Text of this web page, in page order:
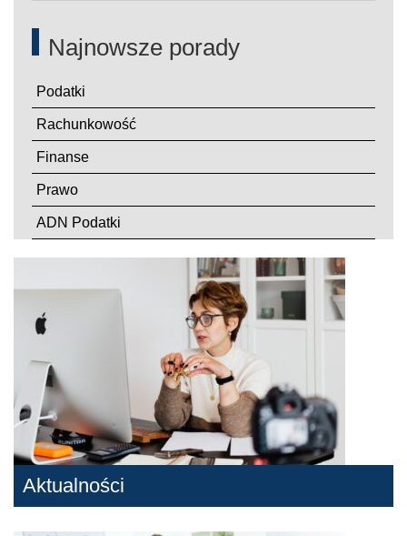
Najnowsze porady
Podatki
Rachunkowość
Finanse
Prawo
ADN Podatki
Aktualności